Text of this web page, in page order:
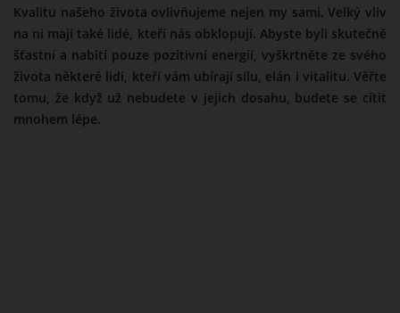
Kvalitu našeho života ovlivňujeme nejen my sami. Velký vliv
na ni mají také lidé, kteří nás obklopují. Abyste byli skutečně
šťastní a nabití pouze pozitivní energií, vyškrtněte ze svého
života některé lidi, kteří vám ubírají sílu, elán i vitalitu. Věřte
tomu, že když už nebudete v jejich dosahu, budete se cítit
mnohem lépe.